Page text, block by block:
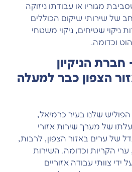
מגוריו או עבודתו ניזוקה
של שירותי שיקום הכוללים
ניקוי שטיחים, ניקוי משטחי
וכדומה.
הניקיון
הצפון כבר למעלה
הפוליש שלנו בעיר כרמיאל,
של מערך שירות אזורי
של ערים באזור הצפון, לרבות,
הקריות וכדומה. השירות
צוותי עבודה אזוריים